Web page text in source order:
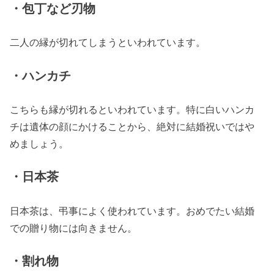
・包丁など刃物
二人の縁が切れてしまうといわれています。
・ハンカチ
こちらも縁が切れるといわれています。特に白いハンカ
チは遺体の顔にかけることから、絶対に結婚祝いではや
めましょう。
・日本茶
日本茶は、弔事によく使われています。おめでたい結婚
での贈り物には向きません。
・割れ物